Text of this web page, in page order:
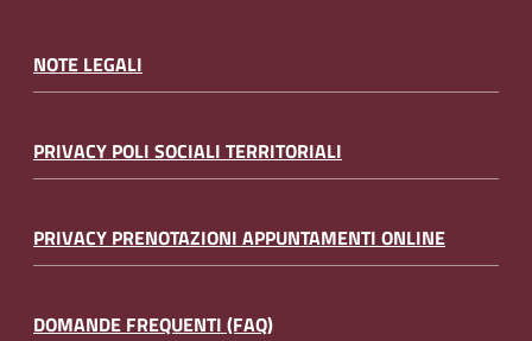
NOTE LEGALI
PRIVACY POLI SOCIALI TERRITORIALI
PRIVACY PRENOTAZIONI APPUNTAMENTI ONLINE
DOMANDE FREQUENTI (FAQ)